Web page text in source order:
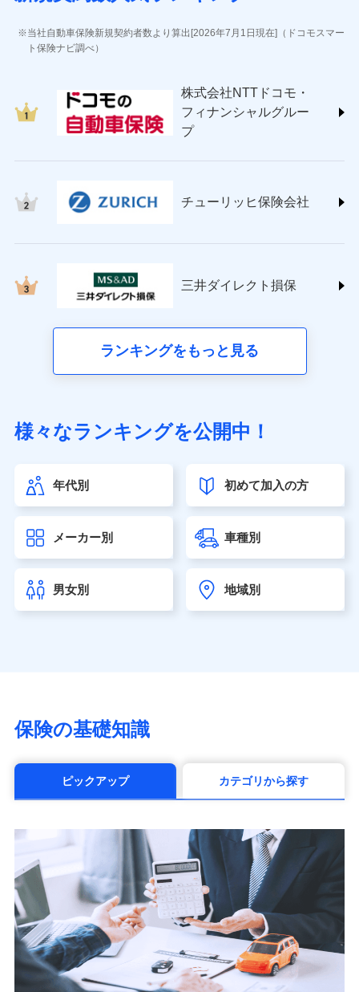
ソニー損害保険株式会社
(https://www.sonysonpo.co.jp/)
ＳＯＭＰＯダイレクト損害保険株式会社
(https://www.sompo-direct.co.jp/)
チューリッヒ保険会社 (https://www.zurich.co.jp/)
(https://www.nisshinfire.co.jp/)
(https://www.petfamilyins.co.jp/)
ins.com/)
三井ダイレクト損害保険株式会社
（https://www.sonylife.co.jp）
第一ネオ生命保険株式会社（https://neofirst.co.jp/）
大樹生命保険株式会社（https://www.taiju-life.co.jp）
seimei.co.jp）
チューリッヒ生命保険株式会社
東京海上日動あんしん生命保険株式会社
（https://www.tmn-anshin.co.jp/）
マニュライフ生命保険株式会社
（https://www.manulife.co.jp/）
（https://www.msa-life.co.jp/）
メットライフ生命株式会社(https://www.metlife.co.jp/)
■少額短期保険
株式会社アシロ少額短期保険 (https://kailash.co.jp/)
SBIいきいき少額短期保険会社 (https://www.i-
sedai.com/)
SBIペット少額短期保険株式会社 (https://www.sbipet-
ssi.co.jp/)
SBIリスタ少額短期保険会社
(https://www.jishin.co.jp/)
当社自動車保険新規契約者数より算出[2026年7月1日現在]（ドコモスマー
ト保険ナビ調べ）
株式会社NTTドコモ・
フィナンシャルグルー
プ
チューリッヒ保険会社
三井ダイレクト損保
ランキングをもっと見る
様々なランキングを公開中！
年代別 初めて加入の方
メーカー別 車種別
男女別 地域別
保険の基礎知識
ピックアップ カテゴリから探す